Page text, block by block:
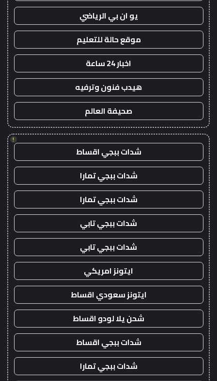
يو ان بي الرياضي
موقع حالة للتعليم
اخبار 24 ساعة
هيدب فنون وترفيه
صحيفة العالم
!
شدات ببجي اقساط
شدات ببجي تمارا
شدات ببجي تمارا
شدات ببجي تابي
شدات ببجي تابي
ايتونز امريكي
ايتونز سعودي اقساط
شحن يلا لودو اقساط
شدات ببجي اقساط
شدات ببجي تمارا